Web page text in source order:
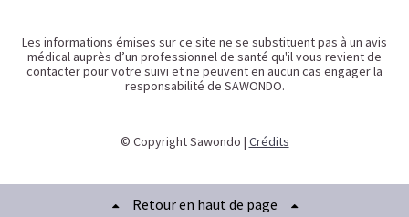
Les informations émises sur ce site ne se substituent pas à un avis
médical auprès d’un professionnel de santé qu'il vous revient de
contacter pour votre suivi et ne peuvent en aucun cas engager la
responsabilité de SAWONDO.
© Copyright Sawondo | Crédits
Retour en haut de page